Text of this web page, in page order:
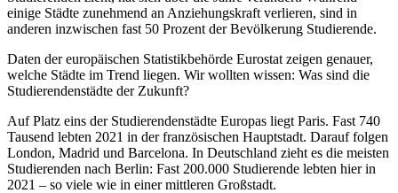
einige Städte zunehmend an Anziehungskraft verlieren, sind in
anderen inzwischen fast 50 Prozent der Bevölkerung Studierende.
Daten der europäischen Statistikbehörde Eurostat zeigen genauer,
welche Städte im Trend liegen. Wir wollten wissen: Was sind die
Studierendenstädte der Zukunft?
Auf Platz eins der Studierendenstädte Europas liegt Paris. Fast 740
Tausend lebten 2021 in der französischen Hauptstadt. Darauf folgen
London, Madrid und Barcelona. In Deutschland zieht es die meisten
Studierenden nach Berlin: Fast 200.000 Studierende lebten hier in
2021 – so viele wie in einer mittleren Großstadt.